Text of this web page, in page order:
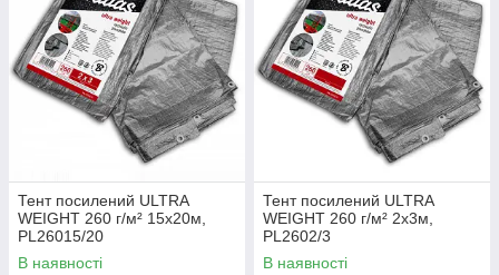
Тент посилений ULTRA
WEIGHT 260 г/м² 15х20м,
PL26015/20
В наявності
Тент посилений ULTRA
WEIGHT 260 г/м² 2х3м,
PL2602/3
В наявності